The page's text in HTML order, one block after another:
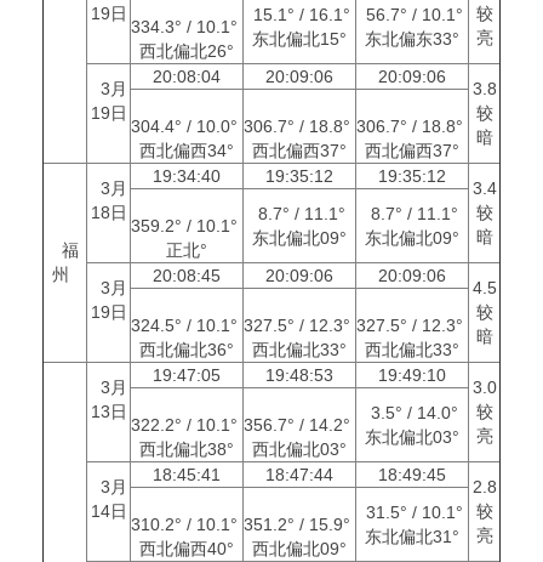
19日
较
亮
334.3° / 10.1°
西北偏北26°
15.1° / 16.1°
东北偏北15°
56.7° / 10.1°
东北偏东33°
3月
19日
20:08:04 20:09:06 20:09:06
3.8
较
暗
304.4° / 10.0°
西北偏西34°
306.7° / 18.8°
西北偏西37°
306.7° / 18.8°
西北偏西37°
福
州
3月
18日
19:34:40 19:35:12 19:35:12
3.4
较
暗
359.2° / 10.1°
正北°
8.7° / 11.1°
东北偏北09°
8.7° / 11.1°
东北偏北09°
3月
19日
20:08:45 20:09:06 20:09:06
4.5
较
暗
324.5° / 10.1°
西北偏北36°
327.5° / 12.3°
西北偏北33°
327.5° / 12.3°
西北偏北33°
3月
13日
19:47:05 19:48:53 19:49:10
3.0
较
亮
322.2° / 10.1°
西北偏北38°
356.7° / 14.2°
西北偏北03°
3.5° / 14.0°
东北偏北03°
3月
14日
18:45:41 18:47:44 18:49:45
2.8
较
亮
310.2° / 10.1°
西北偏西40°
351.2° / 15.9°
西北偏北09°
31.5° / 10.1°
东北偏北31°